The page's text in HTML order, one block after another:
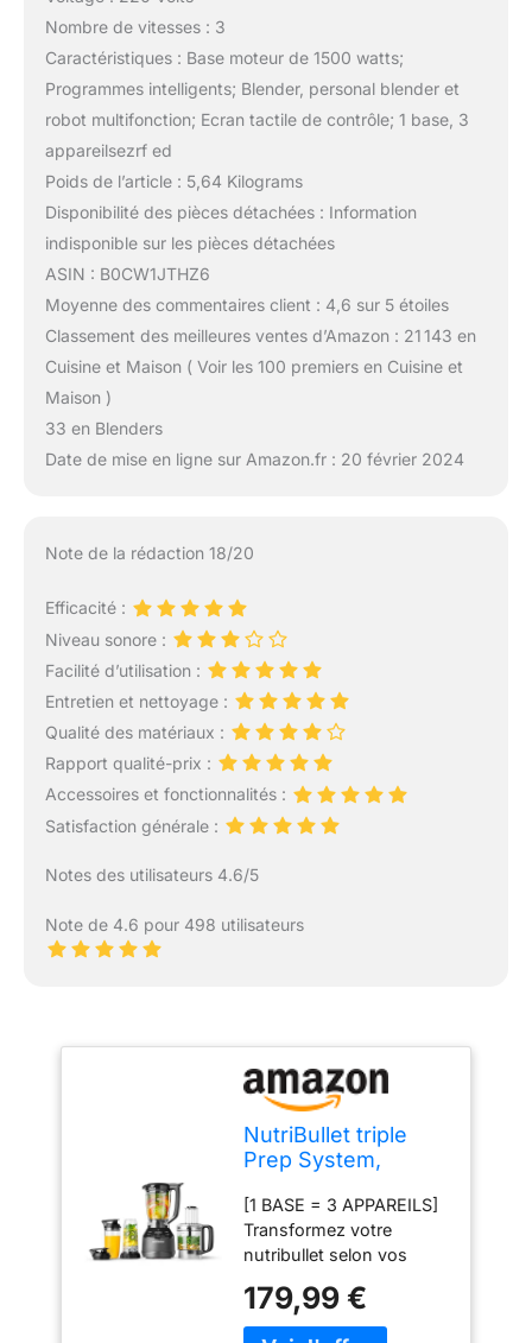
Nombre de vitesses : 3
Caractéristiques : Base moteur de 1500 watts;
Programmes intelligents; Blender, personal blender et
robot multifonction; Ecran tactile de contrôle; 1 base, 3
appareilsezrf ed
Poids de l’article : 5,64 Kilograms
Disponibilité des pièces détachées : Information
indisponible sur les pièces détachées
ASIN : B0CW1JTHZ6
Moyenne des commentaires client : 4,6 sur 5 étoiles
Classement des meilleures ventes d’Amazon : 21 143 en
Cuisine et Maison ( Voir les 100 premiers en Cuisine et
Maison )
33 en Blenders
Date de mise en ligne sur Amazon.fr : 20 février 2024
Note de la rédaction 18/20
Efficacité :
Niveau sonore :
Facilité d’utilisation :
Entretien et nettoyage :
Qualité des matériaux :
Rapport qualité-prix :
Accessoires et fonctionnalités :
Satisfaction générale :
Notes des utilisateurs 4.6/5
Note de 4.6 pour 498 utilisateurs
NutriBullet triple
Prep System,
blender
multifonction,
puissance 1500
watts, 3 appareils,
noir, NBF580B
[1 BASE = 3 APPAREILS]
Transformez votre
nutribullet selon vos
multifonction ou
personal blender. Les
179,99 €